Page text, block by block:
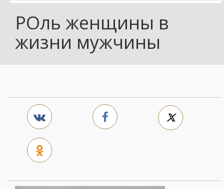
РОль женщины в
жизни мужчины